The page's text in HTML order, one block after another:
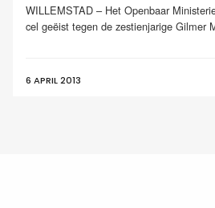
WILLEMSTAD – Het Openbaar
cel geëist tegen de zestienjarige Gilmer
6 APRIL 2013